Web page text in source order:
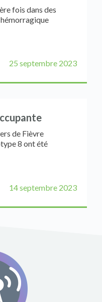
fois dans des
25 septembre 2023
de Fièvre
8 ont été
14 septembre 2023